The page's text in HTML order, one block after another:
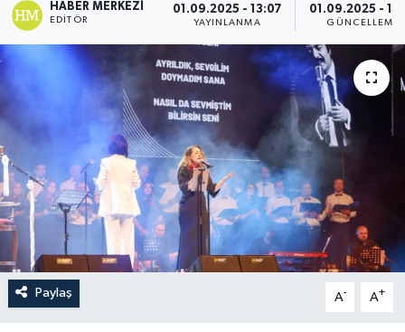
HABER MERKEZI
EDITÖR
01.09.2025 - 13:07
YAYINLANMA
01.09.2025 -
GÜNCELLEME
Paylaş A- A+